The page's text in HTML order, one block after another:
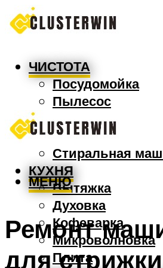
ЧИСТОТА
Посудомойка
Пылесос
Утюг
Швабра
Стиральная
КУХНЯ
Вытяжка
Духовка
Кофеварка
Микроволновка
Плита
МЕНЮ
Ремонт
для